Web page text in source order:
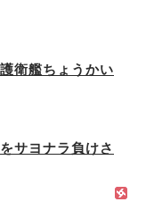
衛艦ちょうかい
サヨナラ負けさ